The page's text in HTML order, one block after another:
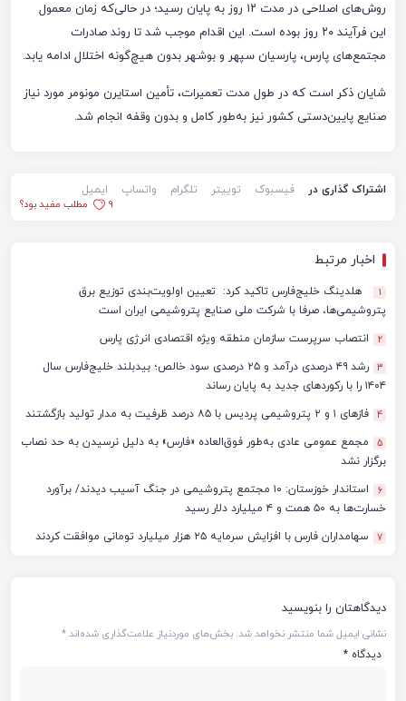
روش‌های اصلاحی در مدت ۱۲ روز به پایان رسید؛ در حالی‌که زمان معمول
این فرآیند ۲۰ روز بوده است. این اقدام موجب شد تا روند صادرات
مجتمع‌های پارس، پارسیان سپهر و بوشهر بدون هیچ‌گونه اختلال ادامه یابد.
شایان ذکر است که در طول مدت تعمیرات، تأمین استایرن مونومر مورد نیاز
صنایع پایین‌دستی کشور نیز به‌طور کامل و بدون وقفه انجام شد.
اشتراک گذاری در فیسبوک توییتر تلگرام واتساپ
ایمیل
9
مطلب مفید بود؟
اخبار مرتبط
1
هلدینگ خلیج‌فارس تاکید کرد: تعیین اولویت‌بندی توزیع برق
پتروشیمی‌ها، صرفا با شرکت ملی صنایع پتروشیمی ایران است
2 انتصاب سرپرست سازمان منطقه ویژه اقتصادی انرژی پارس
3
رشد ۴۹ درصدی درآمد و ۲۵ درصدی سود خالص؛ بیدبلند خلیج‌فارس سال
۱۴۰۴ را با رکوردهای جدید به پایان رساند
4 فازهای ۱ و ۲ پتروشیمی پردیس با ۸۵ درصد ظرفیت به مدار تولید بازگشتند
5
مجمع عمومی عادی به‌طور فوق‌العاده «فارس» به دلیل نرسیدن به حد نصاب
برگزار نشد
6
استاندار خوزستان: ۱۰ مجتمع پتروشیمی در جنگ آسیب دیدند/ برآورد
خسارت‌ها به ۵۰ همت و ۴ میلیارد دلار رسید
7 سهامداران فارس با افزایش سرمایه ۲۵ هزار میلیارد تومانی موافقت کردند
دیدگاهتان را بنویسید
نشانی ایمیل شما منتشر نخواهد شد. بخش‌های موردنیاز علامت‌گذاری شده‌اند*
دیدگاه *